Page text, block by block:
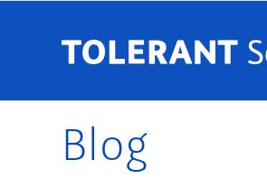
Blog